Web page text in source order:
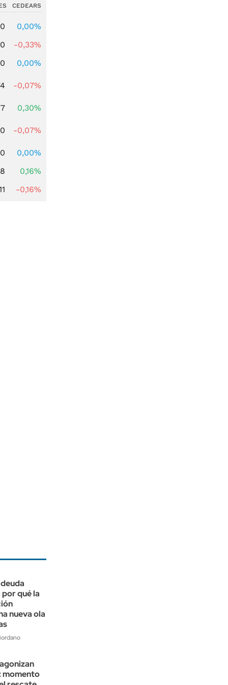
CEDEARS
0,00%
-0,33%
0,00%
-0,07%
0,30%
-0,07%
0,00%
0,16%
-0,16%
qué la
nueva ola
momento